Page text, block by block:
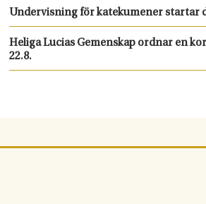
Undervisning för katekumener startar
Heliga Lucias Gemenskap ordnar en
22.8.